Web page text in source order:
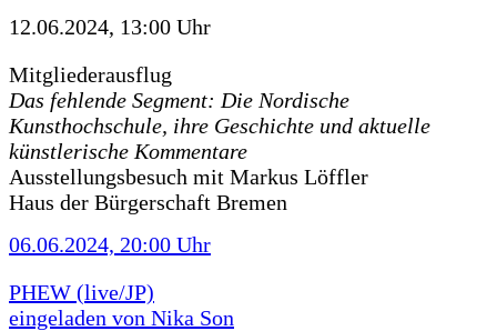
12.06.2024, 13:00 Uhr
Mitgliederausflug
Das fehlende Segment: Die Nordische
Kunsthochschule, ihre Geschichte und aktuelle
künstlerische Kommentare
Ausstellungsbesuch mit Markus Löffler
Haus der Bürgerschaft Bremen
06.06.2024, 20:00 Uhr
PHEW (live/JP)
eingeladen von Nika Son